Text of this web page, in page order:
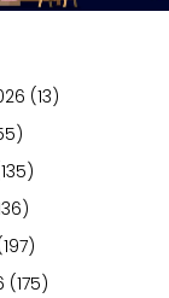
(13)
(175)